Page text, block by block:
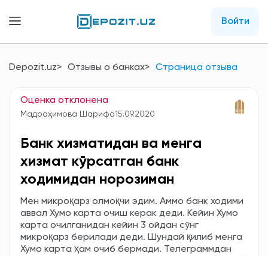
Войти
Depozit.uz Отзывы о банках Страница отзыва
Оценка отклонена
Мадраҳимова Шарифа15.09.2020
Банк хизматидан ва менга
хизмат кўрсатган банк
ходимидан норозиман
Мен микроқарз олмоқчи эдим. Аммо банк ходими
аввал Хумо карта очиш керак деди. Кейин Хумо
карта очилганидан кейин 3 ойдан сўнг
микроқарз берилади деди. Шундай қилиб менга
Хумо карта ҳам очиб бермади. Телеграммдан